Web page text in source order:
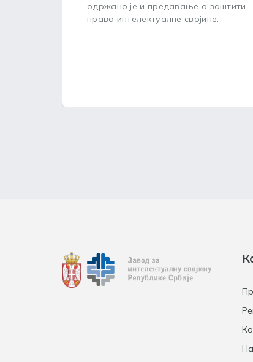
одржано је и предавање о заштити
права интелектуалне својине.